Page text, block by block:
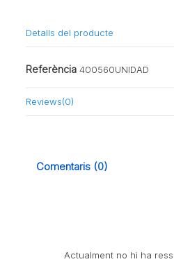
Detalls del producte
Referència 400560UNIDAD
Reviews(0)
Comentaris (0)
Actualment no hi ha